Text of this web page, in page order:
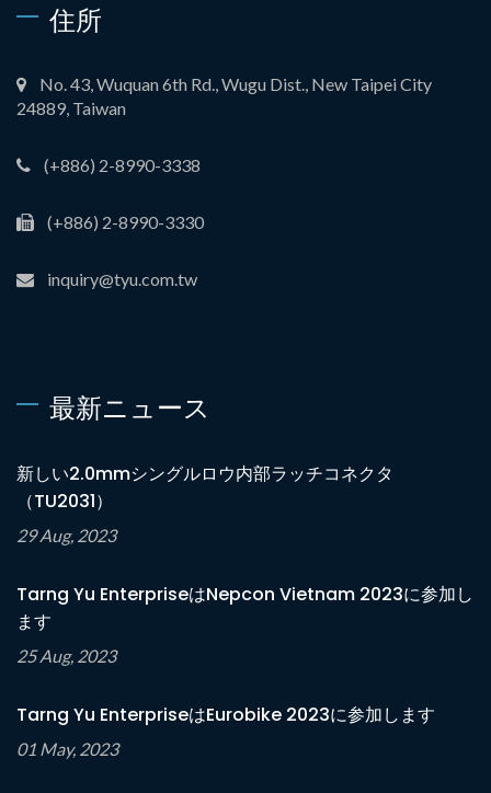
住所
No. 43, Wuquan 6th Rd., Wugu Dist., New Taipei City
24889, Taiwan
(+886) 2-8990-3338
(+886) 2-8990-3330
inquiry@tyu.com.tw
最新ニュース
新しい2.0mmシングルロウ内部ラッチコネクタ
（TU2031）
29 Aug, 2023
Tarng Yu EnterpriseはNepcon Vietnam 2023に参加し
ます
25 Aug, 2023
Tarng Yu EnterpriseはEurobike 2023に参加します
01 May, 2023